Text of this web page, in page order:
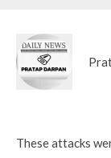
These attacks